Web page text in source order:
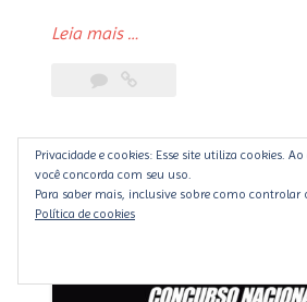
Leia mais “BMW
Scrambler
Frateschi
Garage”
…
Privacidade e cookies: Esse site utiliza cookies.
você concorda com seu uso.
Para saber mais, inclusive sobre como controlar
Política de cookies